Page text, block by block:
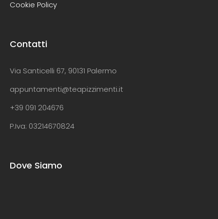
Cookie Policy
Contatti
Via Santicelli 67, 90131 Palermo
appuntamenti@teapizzimenti.it
+39 091 204676
P.Iva: 03214670824
Dove Siamo